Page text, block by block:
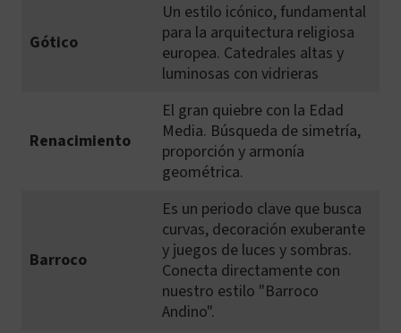
Gótico
Un estilo icónico, fundamental
para la arquitectura religiosa
europea. Catedrales altas y
luminosas con vidrieras
Renacimiento
El gran quiebre con la Edad
Media. Búsqueda de simetría,
proporción y armonía
geométrica.
Barroco
Es un periodo clave que busca
curvas, decoración exuberante
y juegos de luces y sombras.
Conecta directamente con
nuestro estilo "Barroco
Andino".